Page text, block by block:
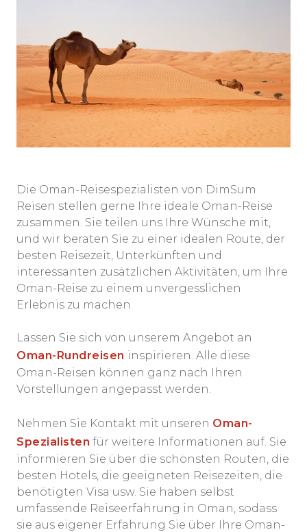
Die Oman-Reisespezialisten von DimSum
Reisen stellen gerne Ihre ideale Oman-Reise
zusammen. Sie teilen uns Ihre Wünsche mit,
und wir beraten Sie zu einer idealen Route, der
besten Reisezeit, Unterkünften und
interessanten zusätzlichen Aktivitäten, um Ihre
Oman-Reise zu einem unvergesslichen
Erlebnis zu machen.
Lassen Sie sich von unserem Angebot an
Oman-Rundreisen inspirieren. Alle diese
Oman-Reisen können ganz nach Ihren
Vorstellungen angepasst werden.
Nehmen Sie Kontakt mit unseren Oman-
Spezialisten für weitere Informationen auf. Sie
informieren Sie über die schönsten Routen, die
besten Hotels, die geeigneten Reisezeiten, die
benötigten Visa usw. Sie haben selbst
umfassende Reiseerfahrung in Oman, sodass
sie aus eigener Erfahrung Sie über Ihre Oman-